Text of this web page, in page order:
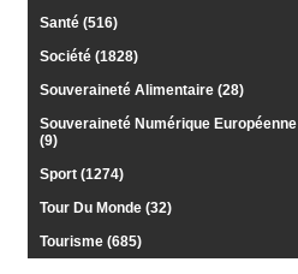
Santé (516)
Société (1828)
Souveraineté Alimentaire (28)
Souveraineté Numérique Européenne
(9)
Sport (1274)
Tour Du Monde (32)
Tourisme (685)